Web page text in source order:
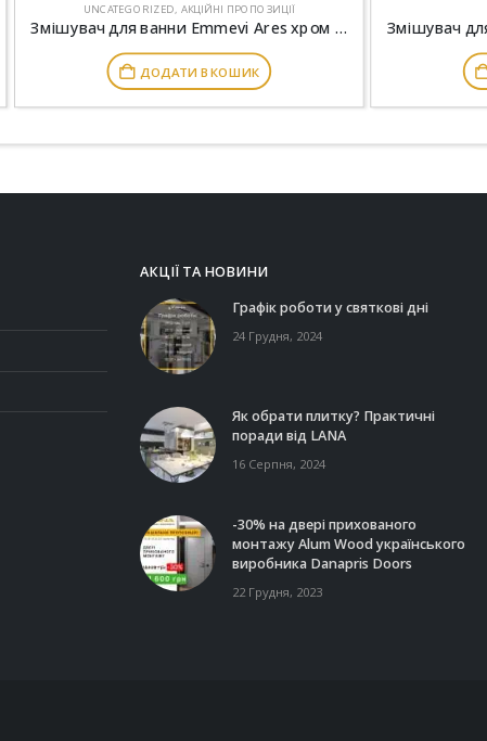
UNCATEGORIZED, АКЦІЙНІ ПРОПОЗИЦІЇ
Змішувач для ванни Emmevi Ares хром CR76001
ДОДАТИ В КОШИК
АКЦІЇ ТА НОВИНИ
Графік роботи у святкові дні
24 Грудня, 2024
Як обрати плитку? Практичні
поради від LANA
16 Серпня, 2024
-30% на двері прихованого
монтажу Alum Wood українського
виробника Danapris Doors
22 Грудня, 2023